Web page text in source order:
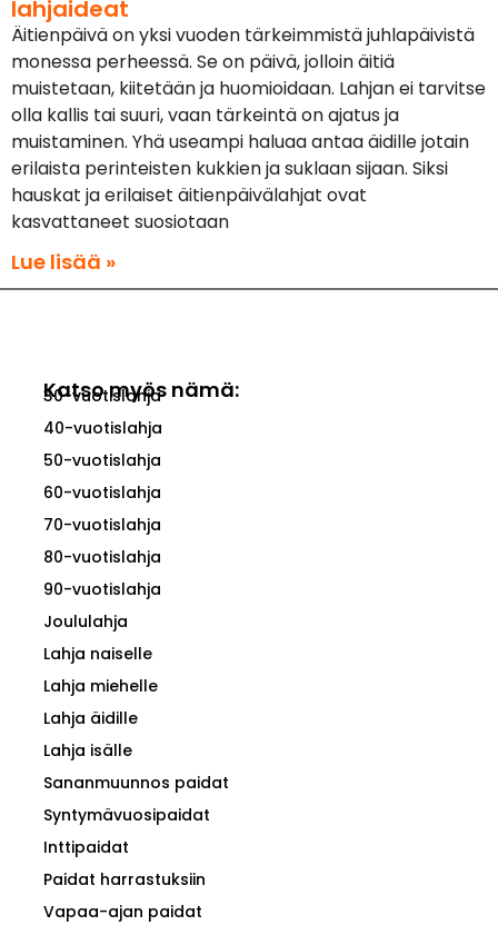
lahjaideat
Äitienpäivä on yksi vuoden tärkeimmistä juhlapäivistä
monessa perheessä. Se on päivä, jolloin äitiä
muistetaan, kiitetään ja huomioidaan. Lahjan ei tarvitse
olla kallis tai suuri, vaan tärkeintä on ajatus ja
muistaminen. Yhä useampi haluaa antaa äidille jotain
erilaista perinteisten kukkien ja suklaan sijaan. Siksi
hauskat ja erilaiset äitienpäivälahjat ovat
kasvattaneet suosiotaan
Lue lisää »
Katso myös nämä:
30-vuotislahja
40-vuotislahja
50-vuotislahja
60-vuotislahja
70-vuotislahja
80-vuotislahja
90-vuotislahja
Joululahja
Lahja naiselle
Lahja miehelle
Lahja äidille
Lahja isälle
Sananmuunnos paidat
Syntymävuosipaidat
Inttipaidat
Paidat harrastuksiin
Vapaa-ajan paidat